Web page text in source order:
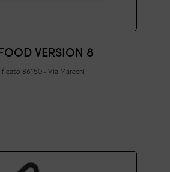
VERSION 8
86150 - Via Marconi